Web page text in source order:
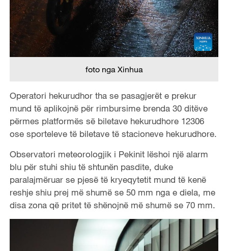
foto nga Xinhua
Operatori hekurudhor tha se pasagjerët e prekur
mund të aplikojnë për rimbursime brenda 30 ditëve
përmes platformës së biletave hekurudhore 12306
ose sporteleve të biletave të stacioneve hekurudhore.
Observatori meteorologjik i Pekinit lëshoi ​​një alarm
blu për stuhi shiu të shtunën pasdite, duke
paralajmëruar se pjesë të kryeqytetit mund të kenë
reshje shiu prej më shumë se 50 mm nga e diela, me
disa zona që pritet të shënojnë më shumë se 70 mm.